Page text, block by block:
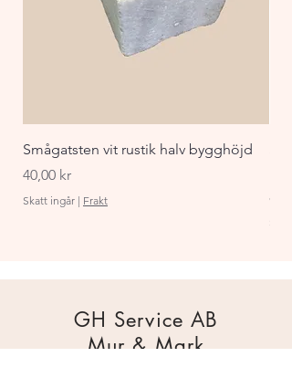
Smågatsten vit rustik halv bygghöjd
Pris
40,00 kr
Skatt ingår | Frakt
Pris
GH Service AB
Mur & Mark